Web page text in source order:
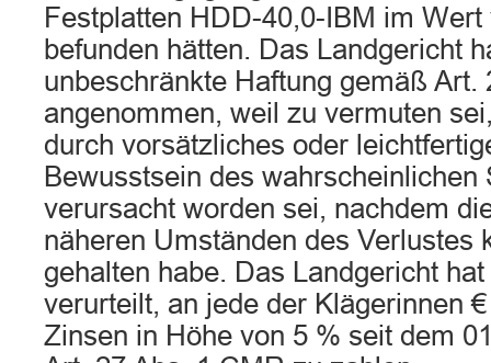
Festplatten HDD-40,0-IBM im Wert
befunden hätten. Das Landgericht
unbeschränkte Haftung gemäß Art.
angenommen, weil zu vermuten
durch vorsätzliches oder
Bewusstsein des wahrscheinlichen
verursacht worden sei, nachdem
näheren Umständen des Verlustes
gehalten habe. Das Landgericht
verurteilt, an jede der Klägerinnen
Zinsen in Höhe von 5 % seit dem